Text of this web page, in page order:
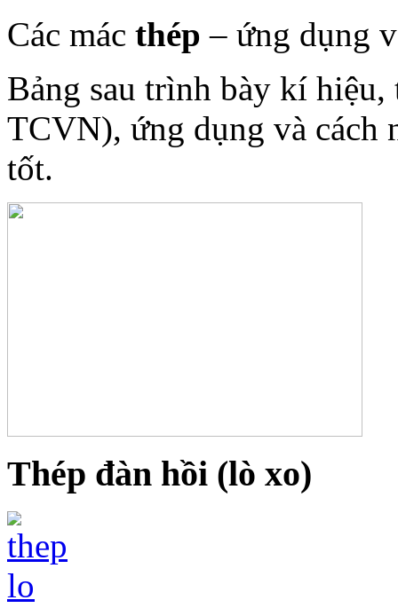
Các mác thép – ứng dụng
Bảng sau trình bày kí hiệu,
TCVN), ứng dụng và cách
tốt.
Thép đàn hồi (lò xo)